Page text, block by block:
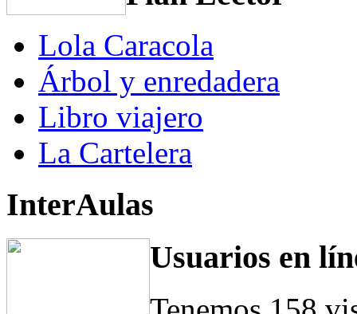
Lola Caracola
Árbol y enredadera
Libro viajero
La Cartelera
InterAulas
Usuarios en